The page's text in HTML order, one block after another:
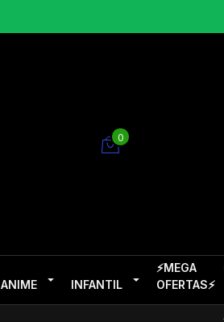
0
ANIME INFANTIL
⚡MEGA
OFERTAS⚡